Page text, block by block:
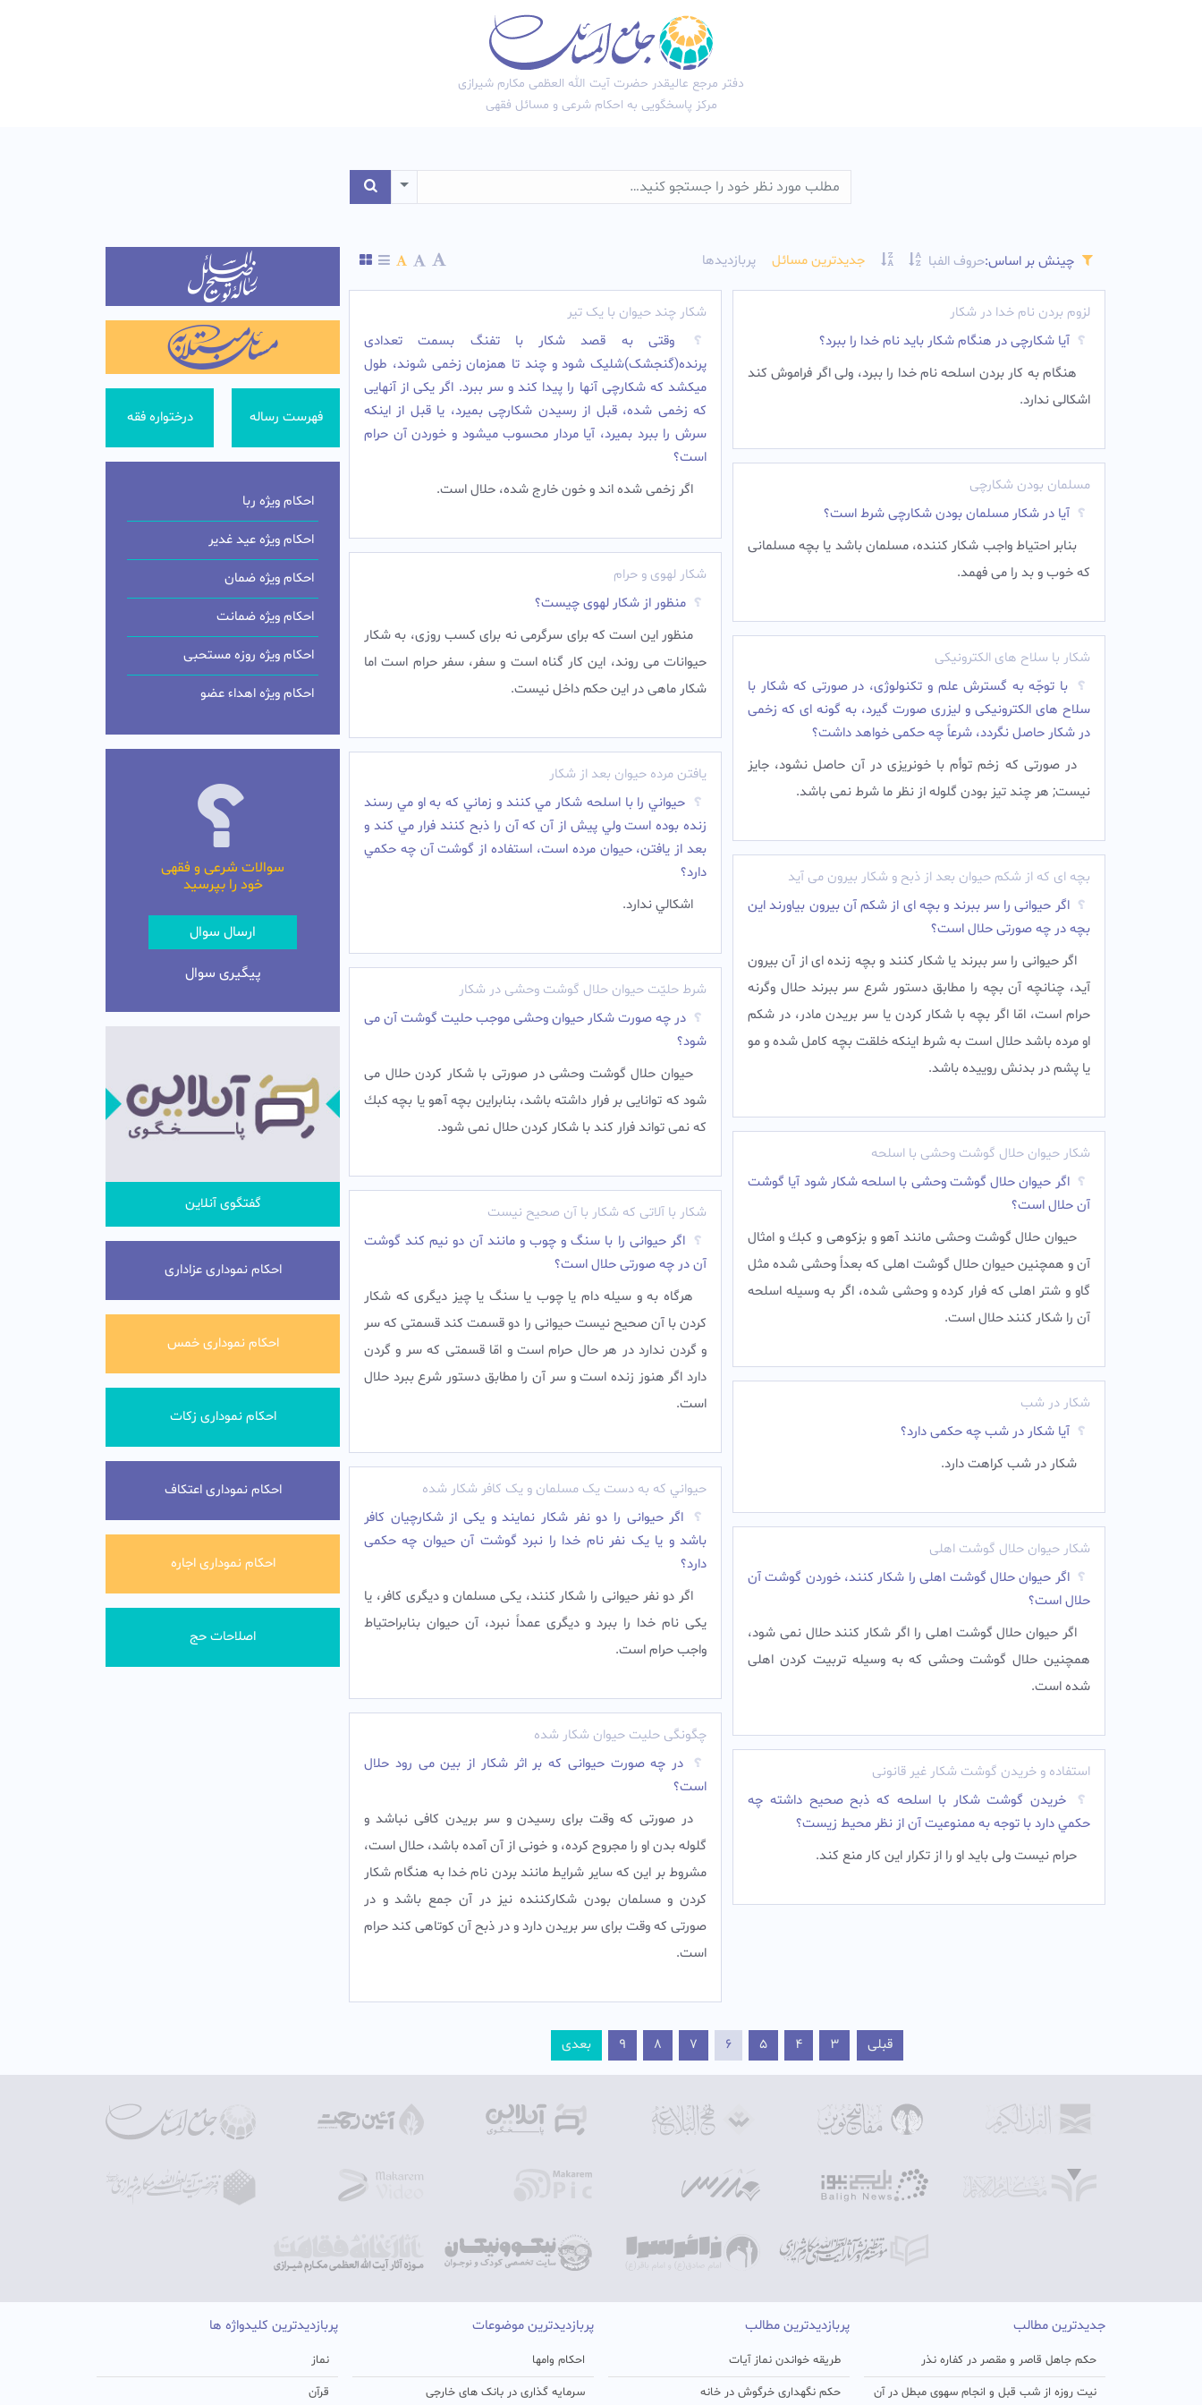
دفتر مرجع عالیقدر حضرت آیت الله العظمی مکارم شیرازی
مرکز پاسخگویی به احکام شرعی و مسائل فقهی
Toggle Dropdown
چینش بر اساس:حروف الفبا جدیدترین مسائل پربازدیدها
لزوم بردن نام خدا در شکار
آیا شکارچی در هنگام شکار باید نام خدا را ببرد؟
هنگام به كار بردن اسلحه نام خدا را ببرد، ولى اگر فراموش كند
اشكالى ندارد.
مسلمان بودن شکارچی
آیا در شکار مسلمان بودن شکارچی شرط است؟
بنابر احتياط واجب شكار كننده، مسلمان باشد يا بچه مسلمانى
كه خوب و بد را مى‏ فهمد.
شکار با سلاح های الکترونیکی
با توجّه به گسترش علم و تکنولوژى، در صورتى که شکار با
سلاح هاى الکترونیکى و لیزرى صورت گیرد، به گونه اى که زخمى
در شکار حاصل نگردد، شرعاً چه حکمى خواهد داشت؟
در صورتى که زخم توأم با خونریزى در آن حاصل نشود، جایز
نیست; هر چند تیز بودن گلوله از نظر ما شرط نمى باشد.
بچه ای که از شکم حیوان بعد از ذبح و شکار بیرون می آید
اگر حیوانی را سر ببرند و بچه ای از شکم آن بیرون بیاورند این
بچه در چه صورتی حلال است؟
اگر حيوانى را سر ببرند يا شكار كنند و بچه زنده‏ اى از آن بيرون
آيد، چنانچه آن بچه را مطابق دستور شرع سر ببرند حلال وگرنه
حرام است، امّا اگر بچه با شكار كردن يا سر بريدن مادر، در شكم
او مرده باشد حلال است به شرط اين‏كه خلقت بچه كامل شده و مو
يا پشم در بدنش روييده باشد.
شکار حیوان حلال گوشت وحشی با اسلحه
اگر حیوان حلال گوشت وحشی با اسلحه شکار شود آیا گوشت
آن حلال است؟
حيوان حلال گوشت وحشى مانند آهو و بزكوهى و كبك و امثال
آن و همچنين حيوان حلال گوشت اهلى كه بعداً وحشى شده مثل
گاو و شتر اهلى كه فرار كرده و وحشى شده، اگر به وسيله اسلحه
آن را شكار كنند حلال است.
شکار در شب
آیا شکار در شب چه حکمی دارد؟
شکار در شب کراهت دارد.
شکار حیوان حلال گوشت اهلی
اگر حیوان حلال گوشت اهلی را شکار کنند، خوردن گوشت آن
حلال است؟
اگر حيوان حلال گوشت اهلى را اگر شكار كنند حلال نمى شود،
همچنين حلال گوشت وحشى كه به وسيله تربيت كردن اهلى
شده است.
استفاده و خریدن گوشت شکار غیر قانونی
خريدن گوشت شكار با اسلحه كه ذبح صحيح داشته چه
حكمي دارد با توجه به ممنوعيت آن از نظر محيط زيست؟
حرام نیست ولی باید او را از تکرار این کار منع کند.
شکار چند حیوان با یک تیر
وقتی به قصد شکار با تفنگ بسمت تعدادی
پرنده(گنجشک)شلیک شود و چند تا همزمان زخمی شوند، طول
میکشد که شکارچی آنها را پیدا کند و سر ببرد. اگر یکی از آنهایی
که زخمی شده، قبل از رسیدن شکارچی بمیرد، یا قبل از اینکه
سرش را ببرد بمیرد، آیا مردار محسوب میشود و خوردن آن حرام
است؟
اگر زخمی شده اند و خون خارج شده، حلال است.
شکار لهوی و حرام
منظور از شکار لهوی چیست؟
منظور این است که برای سرگرمی نه برای کسب روزی، به شکار
حیوانات می روند، این کار گناه است و سفر، سفر حرام است اما
شکار ماهی در این حکم داخل نیست.
یافتن مرده حیوان بعد از شکار
حيواني را با اسلحه شکار مي کنند و زماني که به او مي رسند
زنده بوده است ولي پيش از آن که آن را ذبح کنند فرار مي کند و
بعد از يافتن، حيوان مرده است، استفاده از گوشت آن چه حکمي
دارد؟
اشکالي ندارد.
شرط حليّت حيوان حلال گوشت وحشى در شکار
در چه صورت شکار حیوان وحشی موجب حلیت گوشت آن می
شود؟
حيوان حلال گوشت وحشى در صورتى با شكار كردن حلال مى
شود كه توانايى بر فرار داشته باشد، بنابراين بچه آهو يا بچه كبك
كه نمى تواند فرار كند با شكار كردن حلال نمى شود.
شکار با آلاتى که شکار با آن صحيح نيست
اگر حیوانی را با سنگ و چوب و مانند آن دو نیم کند گوشت
آن در چه صورتی حلال است؟
هرگاه به و سيله دام يا چوب يا سنگ يا چيز ديگرى كه شكار
كردن با آن صحيح نيست حيوانى را دو قسمت كند قسمتى كه سر
و گردن ندارد در هر حال حرام است و امّا قسمتى كه سر و گردن
دارد اگر هنوز زنده است و سر آن را مطابق دستور شرع ببرد حلال
است.
حيواني که به دست يک مسلمان و يک کافر شکار شده
اگر حیوانی را دو نفر شکار نمایند و یکی از شکارچیان کافر
باشد و یا یک نفر نام خدا را نبرد گوشت آن حیوان چه حکمی
دارد؟
اگر دو نفر حيوانى را شكار كنند، يكى مسلمان و ديگرى كافر، يا
يكى‏ نام خدا را ببرد و ديگرى عمداً نبرد، آن حيوان بنابراحتياط
واجب حرام است.
چگونگی حلیت حیوان شکار شده
در چه صورت حیوانى که بر اثر شکار از بین مى رود حلال
است؟
در صورتى که وقت براى رسیدن و سر بریدن کافى نباشد و
گلوله بدن او را مجروح کرده، و خونى از آن آمده باشد، حلال است،
مشروط بر این که سایر شرایط مانند بردن نام خدا به هنگام شکار
کردن و مسلمان بودن شکارکننده نیز در آن جمع باشد و در
صورتى که وقت براى سر بریدن دارد و در ذبح آن کوتاهى کند حرام
است.
قبلی 3
4
5
6
7
8
9 بعدی
فهرست رساله درختواره فقه
احکام ویژه ربا
احکام ویژه عید غدیر
احکام ویژه ضمان
احکام ویژه ضمانت
احکام ویژه روزه مستحبی
احکام ویژه اهداء عضو
سوالات شرعی و فقهی
خود را بپرسید
ارسال سوال
پیگیری سوال
گفتگوی آنلاین
احکام نموداری عزاداری
احکام نموداری خمس
احکام نموداری زکات
احکام نموداری اعتکاف
احکام نموداری اجاره
اصلاحات حج
جدیدترین مطالب
حکم جاهل قاصر و مقصر در کفاره نذر
نیت روزه از شب قبل و انجام سهوی مبطل در آن
پربازدیدترین مطالب
طریقه خواندن نماز آیات
حکم نگهداری خرگوش در خانه
پربازدیدترین موضوعات
احکام وامها
سرمایه گذاری در بانک های خارجی
پربازدیدترین کلیدواژه ها
نماز
قرآن